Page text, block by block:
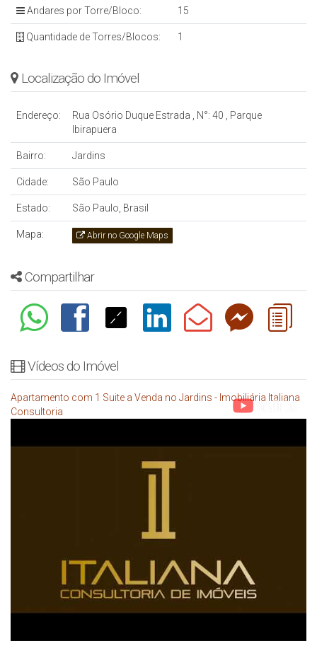
Andares por Torre/Bloco: 15
Quantidade de Torres/Blocos: 1
Localização do Imóvel
Endereço: Rua Osório Duque Estrada , N°: 40 , Parque
Ibirapuera
Bairro: Jardins
Cidade: São Paulo
Estado: São Paulo, Brasil
Mapa: Abrir no Google Maps
Compartilhar
Vídeos do Imóvel
Apartamento com 1 Suite a Venda no Jardins - Imobiliária Italiana
Consultoria